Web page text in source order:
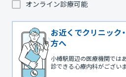
オンライン診療可能
お近くでクリニック
方へ
小樽駅周辺の医療機関では
診できる心療内科がございま